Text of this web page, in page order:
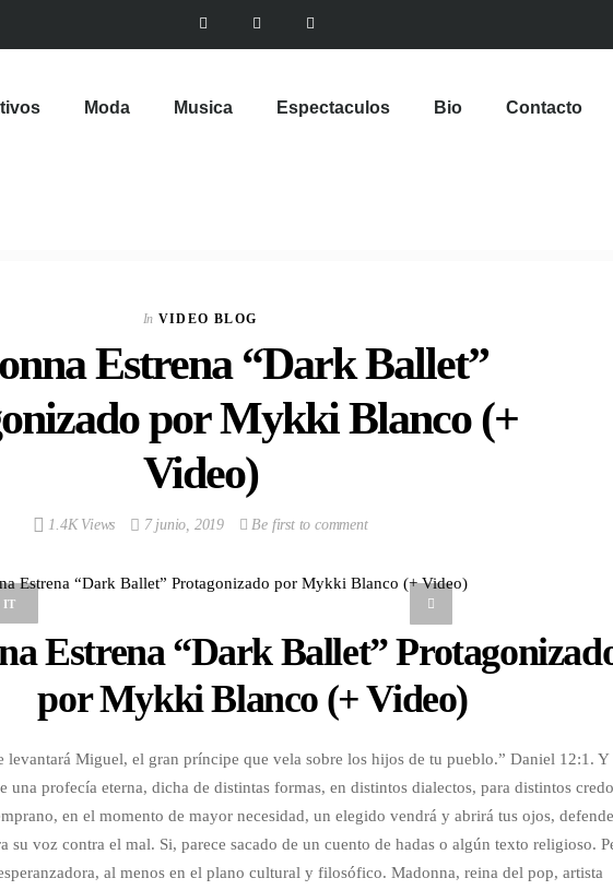
Moda Musica Espectaculos Bio Contacto
In VIDEO BLOG
Estrena “Dark Ballet”
por Mykki Blanco (+
Video)
1.4K Views 7 junio, 2019 Be first to comment
IT
Estrena “Dark Ballet”
por Mykki Blanco (+ Video)
levantará Miguel, el gran príncipe que vela sobre los hijos de tu pueblo.” Daniel 12:1. Y
una profecía eterna, dicha de distintas formas, en distintos dialectos, para distintos
en el momento de mayor necesidad, un elegido vendrá y abrirá tus ojos,
su voz contra el mal. Si, parece sacado de un cuento de hadas o algún texto religioso.
al menos en el plano cultural y filosófico. Madonna, reina del pop, artista